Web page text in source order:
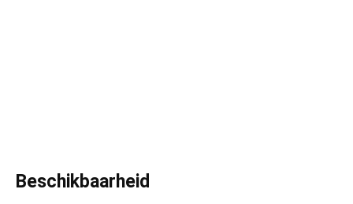
Beschikbaarheid